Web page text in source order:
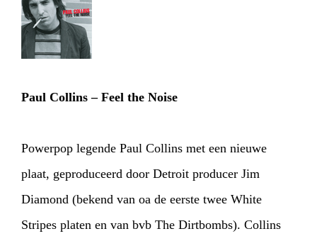
Paul Collins – Feel the Noise
Powerpop legende Paul Collins met een nieuwe
plaat, geproduceerd door Detroit producer Jim
Diamond (bekend van oa de eerste twee White
Stripes platen en van bvb The Dirtbombs). Collins